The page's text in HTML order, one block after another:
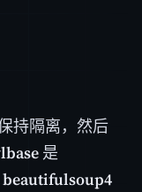
持隔离，然后
是
beautifulsoup4